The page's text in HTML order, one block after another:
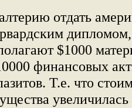
отдать
$1000
финансовых
Т.е. что
увеличилась